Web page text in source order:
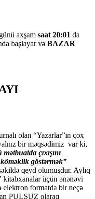
günü axşam saat 20:01 da
başlayar və BAZAR
olan “Yazarlar”ın çox
bir məqsədimiz var ki,
çıxışını
göstәrmәk”
qeyd olumuşdur. Aylıq
üçün ənənəvi
elektron formatda bir neçə
PULSUZ olaraq